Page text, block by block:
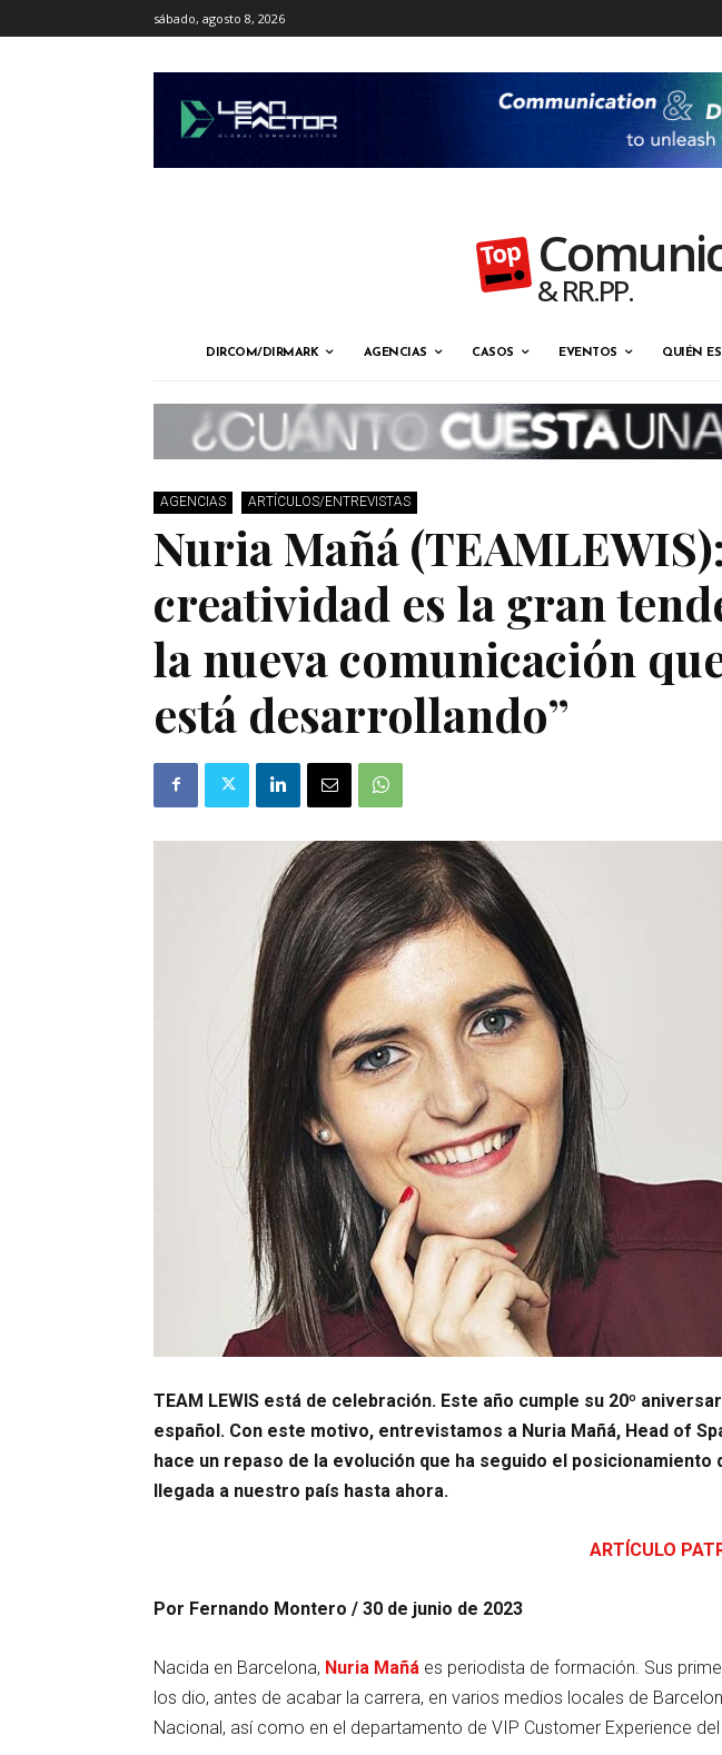
sábado, agosto 8, 2026
& RR.PP.
DIRCOM/DIRMARK AGENCIAS CASOS EVENTOS QUIÉN
AGENCIAS ARTÍCULOS/ENTREVISTAS
Nuria Mañá
creatividad es la gran
la nueva comunicación
está desarrollando”
TEAM LEWIS está de celebración. Este año cumple su 20º
español. Con este motivo, entrevistamos a Nuria Mañá, Head of
hace un repaso de la evolución que ha seguido el posicionamiento
llegada a nuestro país hasta ahora.
ARTÍCULO
Por Fernando Montero / 30 de junio de 2023
Nacida en Barcelona, Nuria Mañá es periodista de formación. Sus
los dio, antes de acabar la carrera, en varios medios locales de
Nacional, así como en el departamento de VIP Customer Experience del